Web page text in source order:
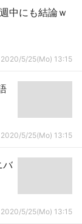
中にも結論ｗ
2020/5/25(Mo) 13:15
2020/5/25(Mo) 13:15
バ
2020/5/25(Mo) 13:15